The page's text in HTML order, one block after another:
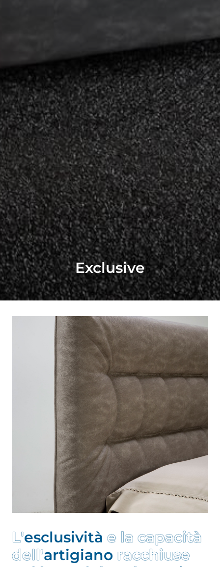
Exclusive
L'esclusività e la capacità
dell'artigiano racchiuse